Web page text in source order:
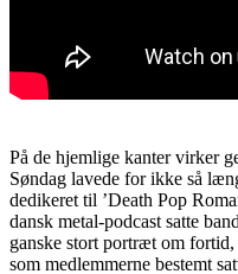
På de hjemlige kanter virker
Søndag lavede for ikke så
dedikeret til ’Death Pop
dansk metal-podcast satte
ganske stort portræt om
som medlemmerne bestemt